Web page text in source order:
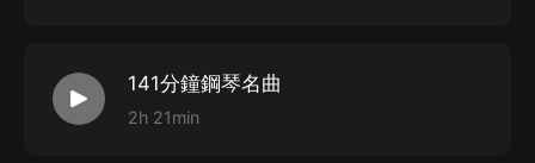
141分鐘鋼琴名曲
2h 21min